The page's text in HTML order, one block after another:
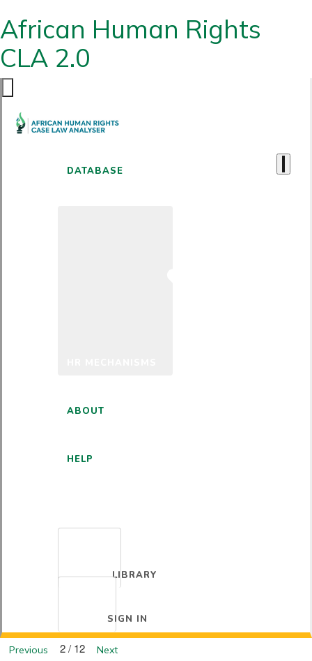
African Human Rights
CLA 2.0
DATABASE
ABOUT
HELP
LIBRARY
SIGN IN
Previous 2 / 12
Next